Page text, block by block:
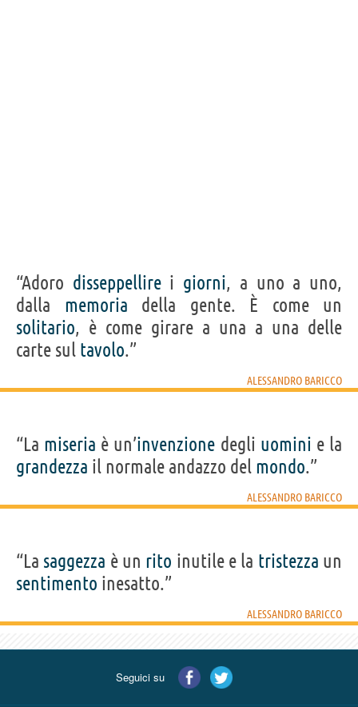
“Adoro disseppellirei giorni, a uno a uno,
dalla memoria della gente. È come un
solitario, è come girare a una a una delle
carte sul tavolo.”
ALESSANDRO BARICCO
“La miseria è un’invenzione degli uomini e la
grandezza il normale andazzo del mondo.”
ALESSANDRO BARICCO
“La saggezza è un rito inutile e la tristezza un
sentimento inesatto.”
ALESSANDRO BARICCO
Seguici su